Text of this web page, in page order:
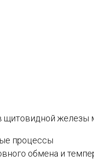
щитовидной железы
процессы
обмена и